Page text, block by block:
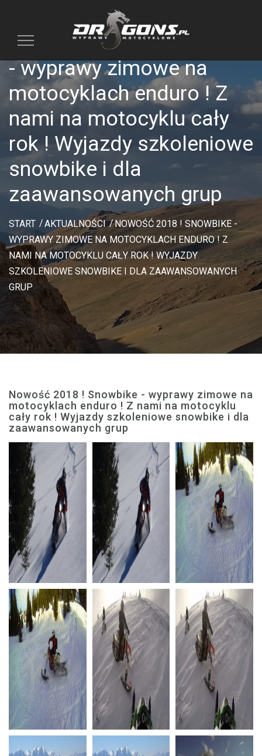
Toggle
Nowość 2018 ! Snowbike
- wyprawy zimowe na
motocyklach enduro ! Z
nami na motocyklu cały
rok ! Wyjazdy szkoleniowe
snowbike i dla
zaawansowanych grup
START AKTUALNOŚCI
NOWOŚĆ 2018 ! SNOWBIKE -
WYPRAWY ZIMOWE NA MOTOCYKLACH ENDURO ! Z
NAMI NA MOTOCYKLU CAŁY ROK ! WYJAZDY
SZKOLENIOWE SNOWBIKE I DLA ZAAWANSOWANYCH
GRUP
Nowość 2018 ! Snowbike - wyprawy zimowe na
motocyklach enduro ! Z nami na motocyklu
cały rok ! Wyjazdy szkoleniowe snowbike i dla
zaawansowanych grup